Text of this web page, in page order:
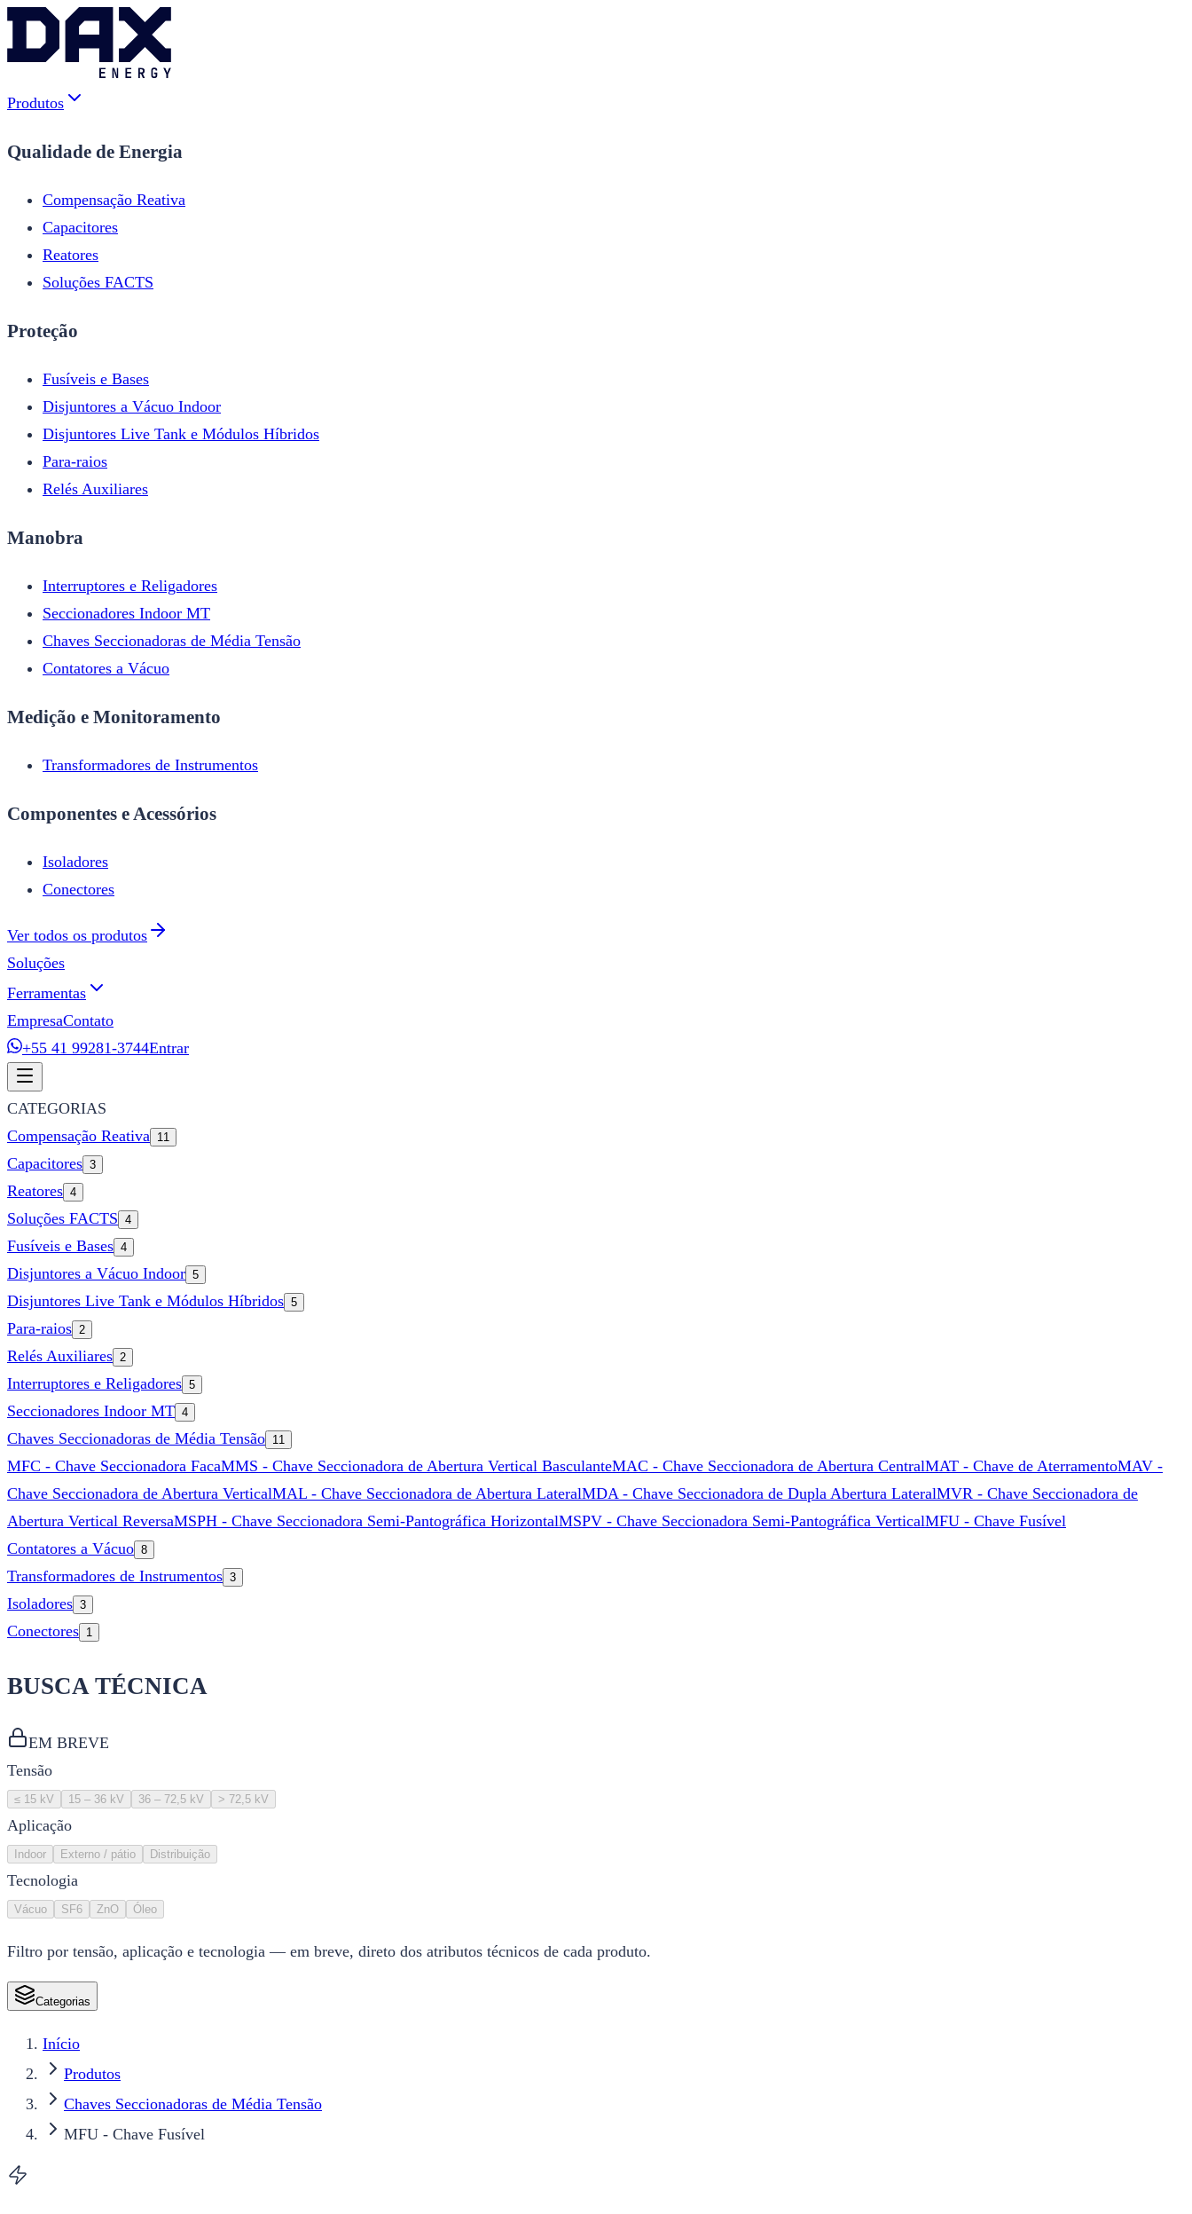
Produtos
Qualidade de Energia
Compensação Reativa
Capacitores
Reatores
Soluções FACTS
Proteção
Fusíveis e Bases
Disjuntores a Vácuo Indoor
Disjuntores Live Tank e Módulos Híbridos
Para-raios
Relés Auxiliares
Manobra
Interruptores e Religadores
Seccionadores Indoor MT
Chaves Seccionadoras de Média Tensão
Contatores a Vácuo
Medição e Monitoramento
Transformadores de Instrumentos
Componentes e Acessórios
Isoladores
Conectores
Ver todos os produtos
Soluções
Ferramentas
EmpresaContato
+55 41 99281-3744Entrar
CATEGORIAS
Compensação Reativa 11
Capacitores 3
Reatores 4
Soluções FACTS 4
Fusíveis e Bases 4
Disjuntores a Vácuo Indoor 5
Disjuntores Live Tank e Módulos Híbridos 5
Para-raios 2
Relés Auxiliares 2
Interruptores e Religadores 5
Seccionadores Indoor MT 4
Chaves Seccionadoras de Média Tensão 11
MFC - Chave Seccionadora FacaMMS - Chave Seccionadora de Abertura Vertical BasculanteMAC - Chave Seccionadora de Abertura CentralMAT - Chave de AterramentoMAV -
Chave Seccionadora de Abertura VerticalMAL - Chave Seccionadora de Abertura LateralMDA - Chave Seccionadora de Dupla Abertura LateralMVR - Chave Seccionadora de
Abertura Vertical ReversaMSPH - Chave Seccionadora Semi-Pantográfica HorizontalMSPV - Chave Seccionadora Semi-Pantográfica VerticalMFU - Chave Fusível
Contatores a Vácuo 8
Transformadores de Instrumentos 3
Isoladores 3
Conectores 1
BUSCA TÉCNICA
EM BREVE
Tensão
≤ 15 kV 15 – 36 kV 36 – 72,5 kV > 72,5 kV
Aplicação
Indoor Externo / pátio Distribuição
Tecnologia
Vácuo SF6 ZnO Óleo
Filtro por tensão, aplicação e tecnologia — em breve, direto dos atributos técnicos de cada produto.
Categorias
Início
Produtos
Chaves Seccionadoras de Média Tensão
MFU - Chave Fusível